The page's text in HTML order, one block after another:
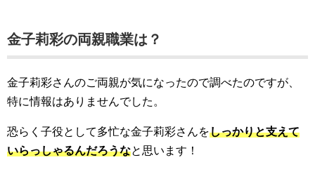
金子莉彩の両親職業は？
金子莉彩さんのご両親が気になったので調べたのですが、
特に情報はありませんでした。
恐らく子役として多忙な金子莉彩さんをしっかりと支えて
いらっしゃるんだろうなと思います！